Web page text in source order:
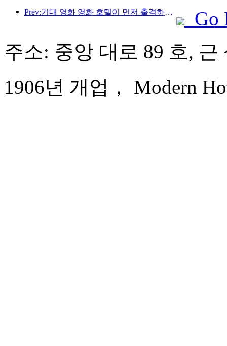
Prev:거대 영화 영화 호텔이 먼저 출격하여 호텔의 디지털 전환을 이끌다
Go
주소: 중앙 대로 89 호, 근
1906년 개업， Modern